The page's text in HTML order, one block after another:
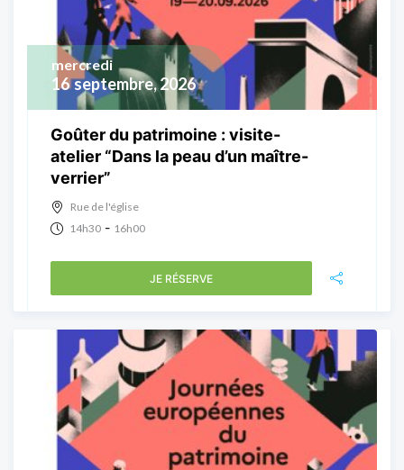
16 septembre, 2026
mercredi
Goûter du patrimoine : visite-
atelier “Dans la peau d’un maître-
verrier”
Rue de l'église
14h30 - 16h00
JE RÉSERVE